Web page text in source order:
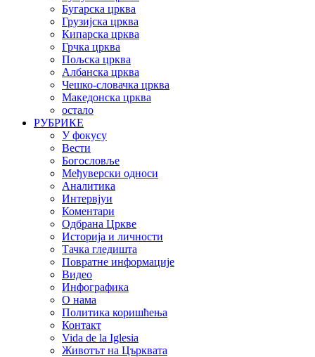
Бугарска црква
Грузијска црква
Кипарска црква
Грчка црква
Пољска црква
Албанска црква
Чешко-словачка црква
Македонска црква
остало
РУБРИКЕ
У фокусу
Вести
Богословље
Међуверски односи
Аналитика
Интервјуи
Коментари
Одбрана Цркве
Историја и личности
Тачка гледишта
Повратне информације
Видео
Инфографика
О нама
Политика коришћења
Контакт
Vida de la Iglesia
Животът на Църквата